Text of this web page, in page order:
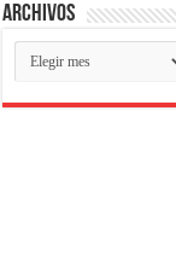
Archivos